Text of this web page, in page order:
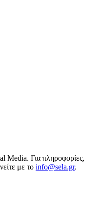
Media. Για πληροφορίες,
με το info@sela.gr.